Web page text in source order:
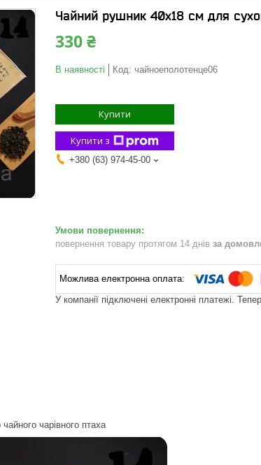
Чайний рушник 40х18 см для
330 ₴
В наявності Код: чайноеполотенце06
Купити
Купити з
+380 (63) 974-45-00
повернення товару протягом 14 днів за
У компанії підключені електронні платежі.
чарівного птаха